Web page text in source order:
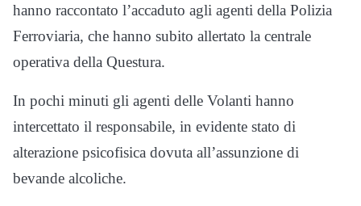
hanno raccontato l’accaduto agli agenti della Polizia
Ferroviaria, che hanno subito allertato la centrale
operativa della Questura.
In pochi minuti gli agenti delle Volanti hanno
intercettato il responsabile, in evidente stato di
alterazione psicofisica dovuta all’assunzione di
bevande alcoliche.